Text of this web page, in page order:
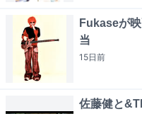
Fukaseが
当
15日前
佐藤健と